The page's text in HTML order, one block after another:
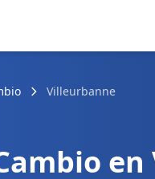
Villeurbanne